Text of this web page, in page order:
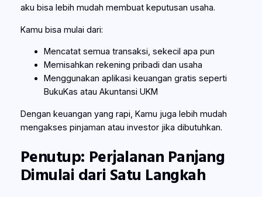
aku bisa lebih mudah membuat keputusan usaha.
Kamu bisa mulai dari:
Mencatat semua transaksi, sekecil apa pun
Memisahkan rekening pribadi dan usaha
Menggunakan aplikasi keuangan gratis seperti
BukuKas atau Akuntansi UKM
Dengan keuangan yang rapi, Kamu juga lebih mudah
mengakses pinjaman atau investor jika dibutuhkan.
Penutup: Perjalanan Panjang
Dimulai dari Satu Langkah